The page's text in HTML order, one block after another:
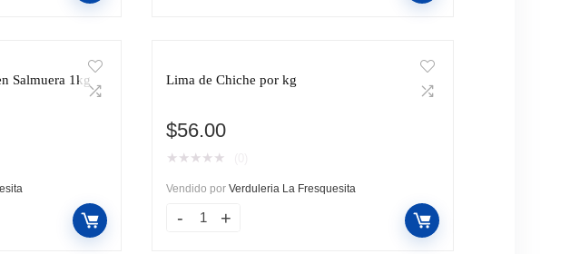
Salmuera 1kg Lima de Chiche por kg
$56.00
★ ★ ★ ★ ★
Vendido por Verduleria La Fresquesita